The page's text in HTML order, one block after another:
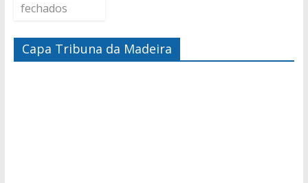
fechados
Capa Tribuna da Madeira